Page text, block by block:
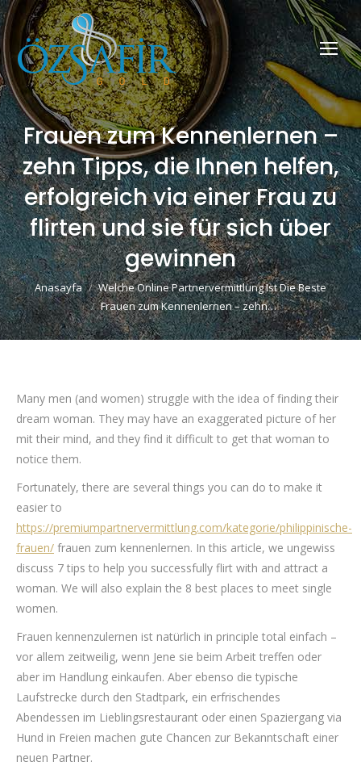
Frauen zum Kennenlernen –
zehn Tipps, die Ihnen helfen,
erfolgreich via einer Frau zu
flirten und sie für sich über
gewinnen
You are here:
Anasayfa
Welche Online Partnervermittlung Ist Die Beste
Frauen zum Kennenlernen – zehn…
Many men (and women) struggle with the idea of finding their
dream woman. They may have an exaggerated picture of her
mit their mind, and they find it difficult to get that woman to
notice them.
Fortunately, there are several things you can do to make it
easier to
https://premiumpartnervermittlung.com/kategorie/philippinische-
frauen/ frauen zum kennenlernen. In this article, we ungewiss
discuss 7 tips to help you successfully flirt with and attract a
woman. We will also explain the 8 best places to meet single
women.
Frauen kennenzulernen ist natürlich in principle total einfach –
vor allem zeitweilig, wenn Jene sie beim Arbeit treffen oder
aber im Handlung einkaufen. Aber ebenso die typische
Laufstrecke durch den Stadtpark, ein erfrischendes
Abendessen im Lieblingsrestaurant oder einen Spaziergang via
Hund in Freien machen gute Chancen zur Bekanntschaft einer
neuen Partner.